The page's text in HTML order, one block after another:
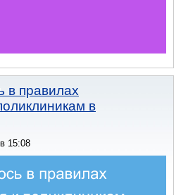
в правилах
в
в 15:08